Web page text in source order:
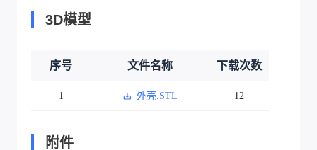
3D模型
序号 文件名称 下载次数
1 外壳.STL 12
附件